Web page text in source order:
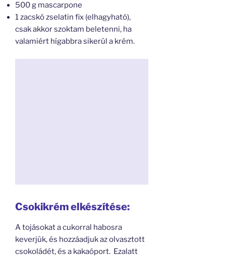
500 g mascarpone
1 zacskó zselatin fix (elhagyható),
csak akkor szoktam beletenni, ha
valamiért hígabbra sikerül a krém.
Csokikrém elkészítése:
A tojásokat a cukorral habosra
keverjük, és hozzáadjuk az olvasztott
csokoládét, és a kakaóport. Ezalatt